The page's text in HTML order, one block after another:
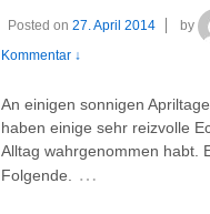
Posted on 27. April 2014 by
Kommentar ↓
An einigen sonnigen
haben einige sehr reizvolle
Alltag wahrgenommen habt.
Folgende.
…